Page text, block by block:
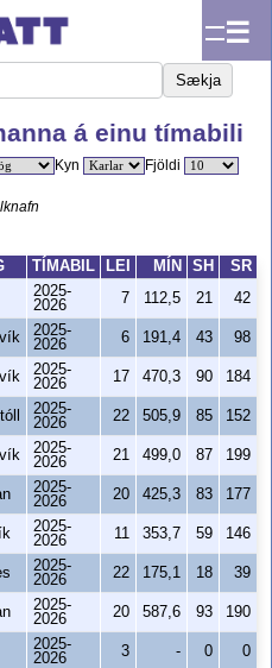
☰
Sækja
á einu tímabili
Kyn Fjöldi
TÍMABIL LEI MÍN SH
SR
2025-
2026
7 112,5 21 42
2025-
2026
6 191,4 43 98
2025-
2026
17 470,3 90 184
2025-
2026
22 505,9 85 152
2025-
2026
21 499,0 87 199
2025-
2026
20 425,3 83 177
2025-
2026
11 353,7 59 146
2025-
2026
22 175,1 18 39
2025-
2026
20 587,6 93 190
2025-
2026
3 - 0 0